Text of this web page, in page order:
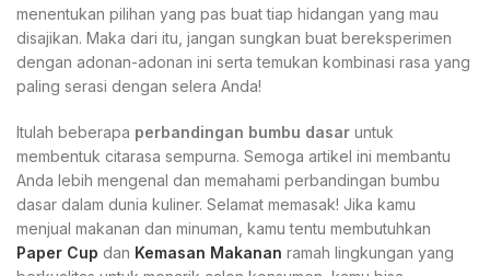
menentukan pilihan yang pas buat tiap hidangan yang mau
disajikan. Maka dari itu, jangan sungkan buat bereksperimen
dengan adonan-adonan ini serta temukan kombinasi rasa yang
paling serasi dengan selera Anda!
Itulah beberapa perbandingan bumbu dasar untuk
membentuk citarasa sempurna. Semoga artikel ini membantu
Anda lebih mengenal dan memahami perbandingan bumbu
dasar dalam dunia kuliner. Selamat memasak! Jika kamu
menjual makanan dan minuman, kamu tentu membutuhkan
Paper Cup dan Kemasan Makanan ramah lingkungan yang